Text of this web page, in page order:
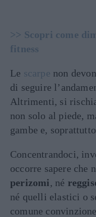
>> Scopri come
fitness
Le scarpe non
di seguire
Altrimenti, si
non solo al piede,
gambe e,
Concentrandoci,
occorre sapere che
perizomi, né
né quelli elastici o
comune